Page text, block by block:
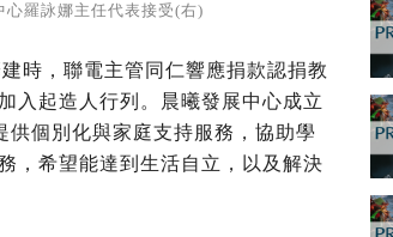
羅詠娜主任代表接受(右)
時，聯電主管同仁響應捐款認捐教
入起造人行列。晨曦發展中心成立
供個別化與家庭支持服務，協助學
，希望能達到生活自立，以及解決